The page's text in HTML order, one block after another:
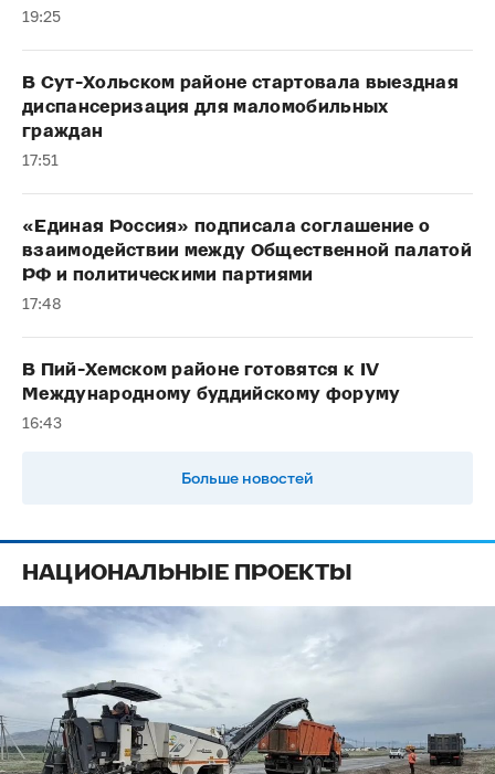
19:25
В Сут-Хольском районе стартовала выездная
диспансеризация для маломобильных
граждан
17:51
«Единая Россия» подписала соглашение о
взаимодействии между Общественной палатой
РФ и политическими партиями
17:48
В Пий-Хемском районе готовятся к IV
Международному буддийскому форуму
16:43
Больше новостей
НАЦИОНАЛЬНЫЕ ПРОЕКТЫ